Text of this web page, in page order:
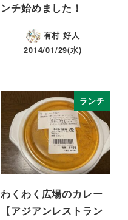
ンチ始めました！
有村 好人
2014/01/29(水)
ランチ
わくわく広場のカレー
【アジアンレストラン